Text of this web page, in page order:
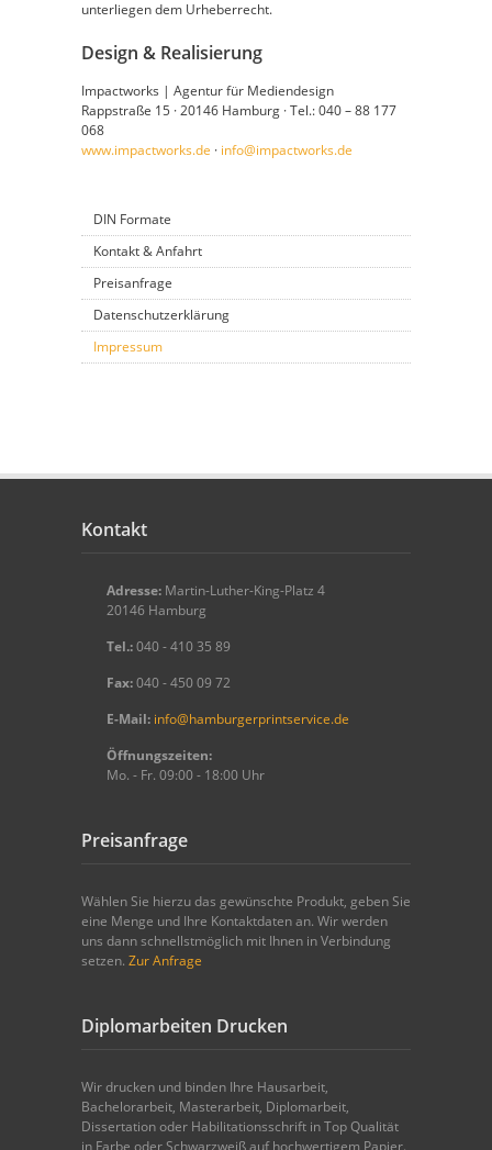
unterliegen dem Urheberrecht.
Design & Realisierung
Impactworks | Agentur für Mediendesign
Rappstraße 15 · 20146 Hamburg · Tel.: 040 – 88 177
068
www.impactworks.de · info@impactworks.de
DIN Formate
Kontakt & Anfahrt
Preisanfrage
Datenschutzerklärung
Impressum
Kontakt
Adresse: Martin-Luther-King-Platz 4
20146 Hamburg
Tel.:040 - 410 35 89
Fax:040 - 450 09 72
E-Mail: info@hamburgerprintservice.de
Öffnungszeiten:
Mo. - Fr. 09:00 - 18:00 Uhr
Preisanfrage
Wählen Sie hierzu das gewünschte Produkt, geben Sie
eine Menge und Ihre Kontaktdaten an. Wir werden
uns dann schnellstmöglich mit Ihnen in Verbindung
setzen. Zur Anfrage
Diplomarbeiten Drucken
Wir drucken und binden Ihre Hausarbeit,
Bachelorarbeit, Masterarbeit, Diplomarbeit,
Dissertation oder Habilitationsschrift in Top Qualität
in Farbe oder Schwarzweiß auf hochwertigem Papier.